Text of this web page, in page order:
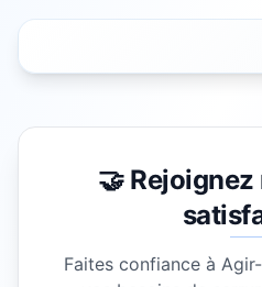
🤝
Faites confiance à